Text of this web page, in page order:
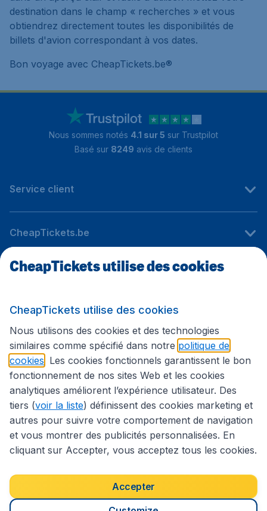
destination dans le champ « recherches » et vous
obtiendrez directement toutes les disponibilités de
billets d'avion correspondant à vos dates.
Bon voyage avec CheapTickets.be®
Nous sommes notés 4.1 sur 5 sur Trustpilot
Basé sur 8249 avis de clients
Service client
CheapTickets.be
Sites internationaux
Suivez CheapTickets.be
Déclaration d’accessibilité
Conditions générales
Déclaration de confidentialité
Droits d’auteur © 2026
CheapTickets utilise des cookies
CheapTickets utilise des cookies
Nous utilisons des cookies et des technologies
similaires comme spécifié dans notre politique de
cookies . Les cookies fonctionnels garantissent le bon
fonctionnement de nos sites Web et les cookies
analytiques améliorent l’expérience utilisateur. Des
tiers (voir la liste) définissent des cookies marketing et
autres pour suivre votre comportement de navigation
et vous montrer des publicités personnalisées. En
cliquant sur Accepter, vous acceptez tous les cookies.
Accepter